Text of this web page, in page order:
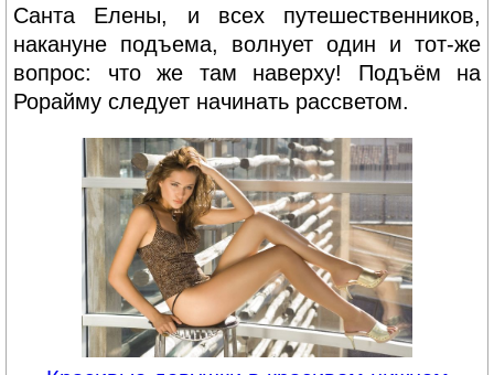
Санта Елены, и всех путешественников,
накануне подъема, волнует один и тот-же
вопрос: что же там наверху! Подъём на
Рорайму следует начинать рассветом.